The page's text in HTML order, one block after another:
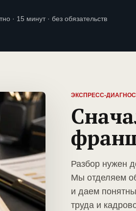
· 15 минут · без обязательств
ЭКСПРЕСС-
Разбор нужен
Мы отделяем
и даем
труда и